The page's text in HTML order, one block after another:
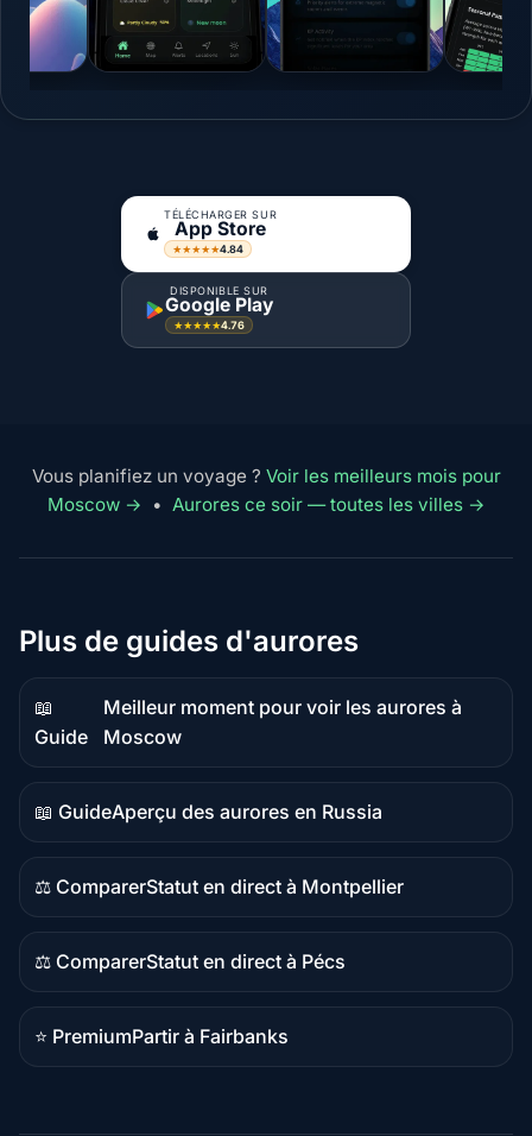
TÉLÉCHARGER SUR
App Store
★★★★★4.84
DISPONIBLE SUR
Google Play
★★★★★4.76
Vous planifiez un voyage ? Voir les meilleurs mois pour
Moscow →
• Aurores ce soir — toutes les villes →
Plus de guides d'aurores
📖
Guide
Contenu
guide
Meilleur moment pour voir les aurores à
Moscow
📖 Guide
Contenu
guide
Aperçu des aurores en Russia
⚖️ Comparer
Contenu
comparatif
Statut en direct à Montpellier
⚖️ Comparer
Contenu
comparatif
Statut en direct à Pécs
⭐ Premium
Destination
Partir à Fairbanks